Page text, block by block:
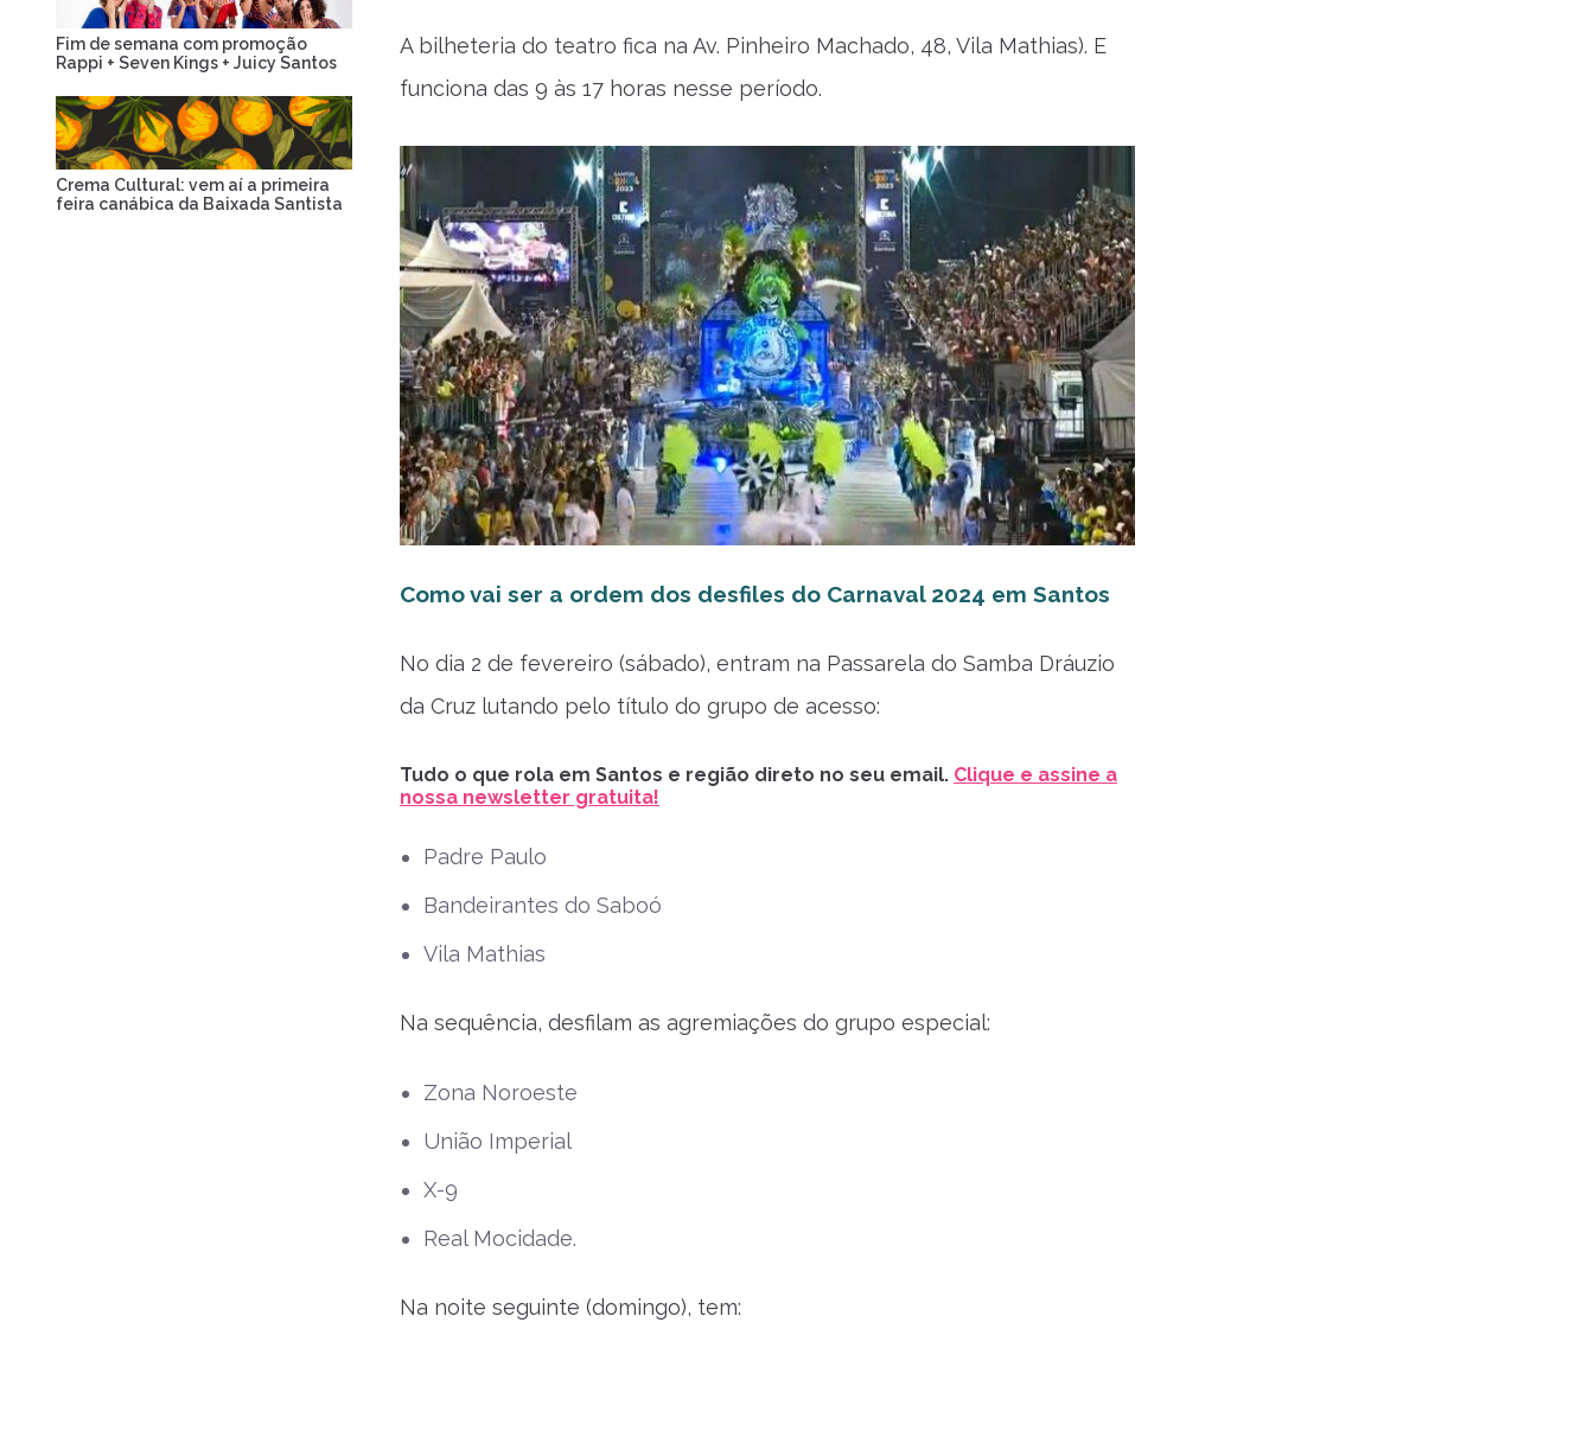
A bilheteria do teatro fica na Av. Pinheiro Machado, 48, Vila Mathias). E
funciona das 9 às 17 horas nesse período.
Como vai ser a ordem dos desfiles do Carnaval 2024 em Santos
No dia 2 de fevereiro (sábado), entram na Passarela do Samba Dráuzio
da Cruz lutando pelo título do grupo de acesso:
Tudo o que rola em Santos e região direto no seu email. Clique e assine a
nossa newsletter gratuita!
Padre Paulo
Bandeirantes do Saboó
Vila Mathias
Na sequência, desfilam as agremiações do grupo especial:
Zona Noroeste
União Imperial
X-9
Real Mocidade.
Na noite seguinte (domingo), tem:
Fim de semana com promoção
Rappi + Seven Kings + Juicy Santos
Crema Cultural: vem aí a primeira
feira canábica da Baixada Santista